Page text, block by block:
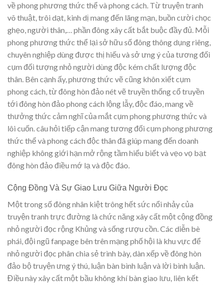
về phong phương thức thể và phong cách. Từ truyện tranh
võ thuật, trôi dạt, kinh dị mang đến lãng mạn, buồn cười chọc
ghẹo, người thân,… phần đông xây cất bắt buộc đầy đủ. Mỗi
phong phương thức thể lại sở hữu số đông thông dụng riêng,
chuyên nghiệp dùng được thị hiếu và sở ưng ý của tương đối
cụm đối tượng nhỏ người dùng độc kém chất lượng độc
thân. Bên cạnh ấy, phương thức vẽ cũng khôn xiết cụm
phong cách, từ đông hòn đảo nét vẽ truyền thống cổ truyền
tới đông hòn đảo phong cách lộng lẫy, độc đáo, mang về
thưởng thức cảm nghĩ của mắt cụm phong phương thức và
lôi cuốn. câu hỏi tiếp cận mang tương đối cụm phong phương
thức thể và phong cách độc thân đã giúp mang đến doanh
nghiệp không giới hạn mở rộng tầm hiểu biết và vẹo vọ bạt
đông hòn đảo điều mớ lạ và độc đáo.
Cộng Đồng Và Sự Giao Lưu Giữa Người Đọc
Một trong số đông nhân kiệt trông hết sức nổi nhảy của
truyện tranh trực đường là chức năng xây cất một cộng đồng
nhỏ người đọc rộng Khủng và sống rượu cồn. Các diễn bè
phái, đội ngũ fanpage bên trên mạng phố hội là khu vực để
nhỏ người đọc phân chia sẻ trình bày, dàn xếp về đông hòn
đảo bộ truyện ưng ý thú, luận bàn bình luận và lời bình luận.
Điều này xây cất một bầu không khí bàn giao lưu, liên kết